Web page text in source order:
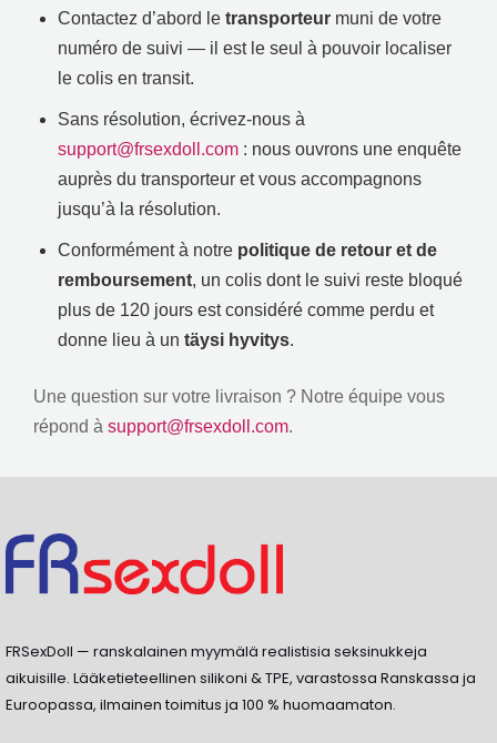
Contactez d’abord le transporteur muni de votre
numéro de suivi — il est le seul à pouvoir localiser
le colis en transit.
Sans résolution, écrivez-nous à
support@frsexdoll.com : nous ouvrons une enquête
auprès du transporteur et vous accompagnons
jusqu’à la résolution.
Conformément à notre politique de retour et de
remboursement, un colis dont le suivi reste bloqué
plus de 120 jours est considéré comme perdu et
donne lieu à un täysi hyvitys.
Une question sur votre livraison ? Notre équipe vous
répond à support@frsexdoll.com.
FRSexDoll — ranskalainen myymälä realistisia seksinukkeja
aikuisille. Lääketieteellinen silikoni & TPE, varastossa Ranskassa ja
Euroopassa, ilmainen toimitus ja 100 % huomaamaton.